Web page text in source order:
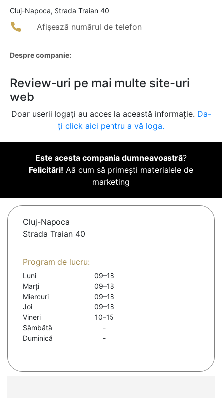
Cluj-Napoca, Strada Traian 40
Afișează numărul de telefon
Despre companie:
Review-uri pe mai multe site-uri
web
Doar userii logați au acces la această informație. Da-
ți click aici pentru a vă loga.
Este acesta compania dumneavoastră?
Felicitări! Aă cum să primești materialele de
marketing
Cluj-Napoca
Strada Traian 40
Program de lucru:
Luni
09–18
Marți
09–18
Miercuri
09–18
Joi
09–18
Vineri
10–15
Sâmbătă
-
Duminică
-